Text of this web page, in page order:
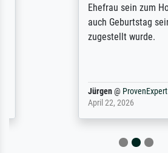
Ehefrau sein zum Hochzeits-
auch Geburtstag sein) doch
zugestellt wurde.
ProvenExpert
April 22, 2026